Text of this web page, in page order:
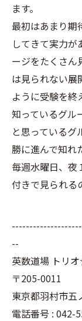
ます。
最初はあまり期
してきて実力
ージをたくさん
は見られない展
ように受験を終
知っているグル
と思っているグ
勝に進んで知れ
毎週水曜日、夜
付きで見られる
--
英数道場 トリ
〒205-0011
東京都羽村市五
電話番号 : 042-